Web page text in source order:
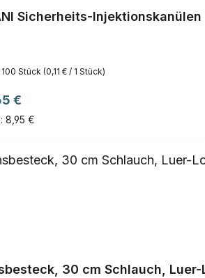
Sicherheits-Injektionskanülen
100 Stück (0,11 € / 1 Stück)
Preis:
€
8,95 €
30 cm Schlauch, Luer-